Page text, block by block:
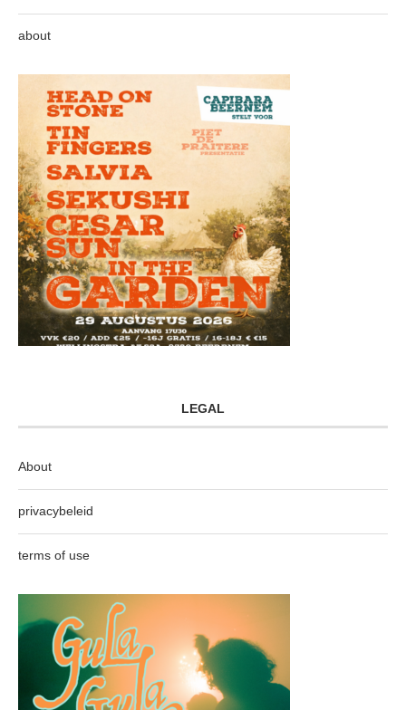
about
LEGAL
About
privacybeleid
terms of use